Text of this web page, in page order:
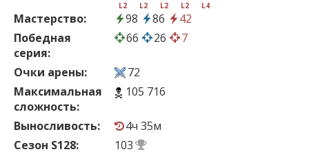
L2 L2 L2 L2 L4
Мастерство: 98 86
42
Победная
серия:
66 26 7
Очки арены:
72
Максимальная
сложность:
105 716
Выносливость:
4ч 35м
Сезон S128:
103